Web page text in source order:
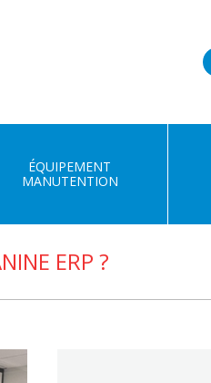
ÉQUIPEMENT
MANUTENTION
ERP ?